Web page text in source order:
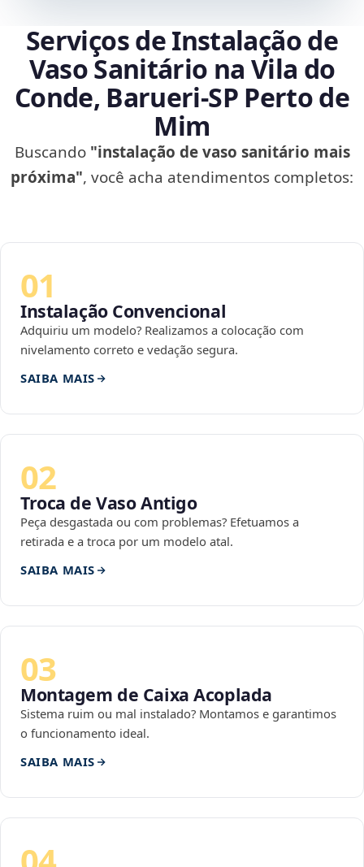
Serviços de Instalação de
Vaso Sanitário na Vila do
Conde, Barueri‑SP Perto de
Mim
Buscando "instalação de vaso sanitário mais
próxima", você acha atendimentos completos:
01
Instalação Convencional
Adquiriu um modelo? Realizamos a colocação com
nivelamento correto e vedação segura.
SAIBA MAIS
02
Troca de Vaso Antigo
Peça desgastada ou com problemas? Efetuamos a
retirada e a troca por um modelo atal.
SAIBA MAIS
03
Montagem de Caixa Acoplada
Sistema ruim ou mal instalado? Montamos e garantimos
o funcionamento ideal.
SAIBA MAIS